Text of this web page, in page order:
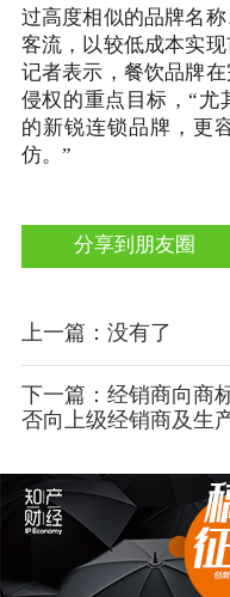
过高度相似的品牌名
客流，以较低成本实
记者表示，餐饮品牌
侵权的重点目标，“尤
的新锐连锁品牌，更
仿。”
分享到朋友圈
上一篇：没有了
下一篇：经销商向商
否向上级经销商及生